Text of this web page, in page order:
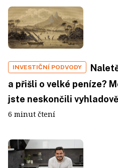
INVESTIČNÍ PODVODY
a přišli o velké peníze?
jste neskončili
6 minut čtení